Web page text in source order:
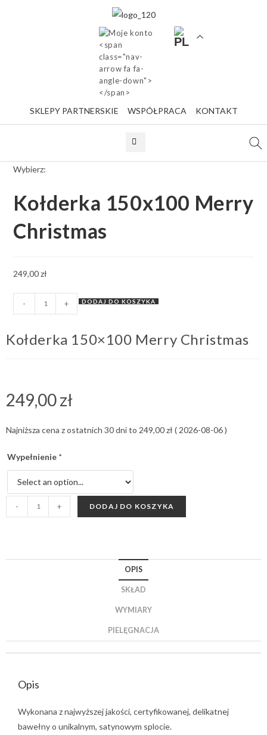
SKLEPY PARTNERSKIE WSPÓŁPRACA KONTAKT
Wybierz:
Kołderka 150x100 Merry
Christmas
249,00zł
- + DODAJ DO KOSZYKA
Kołderka 150×100 Merry Christmas
249,00zł
Najniższa cena z ostatnich 30 dni to 249,00zł ( 2026-08-06)
Wypełnienie *
- + DODAJ DO KOSZYKA
OPIS
SKŁAD
WYMIARY
PIELĘGNACJA
Opis
Wykonana z najwyższej jakości, certyfikowanej, delikatnej
bawełny o unikalnym, satynowym splocie.